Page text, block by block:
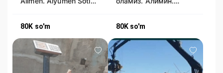
80K so'm 80K so'm